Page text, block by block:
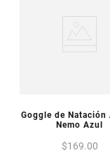
VISTA
Goggle de Natación
Nemo Azul
$169.00